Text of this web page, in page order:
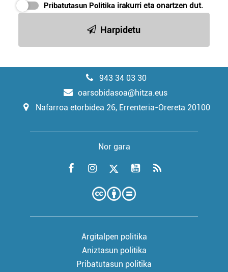
Pribatutasun Politika irakurri eta onartzen dut.
Harpidetu
943 34 03 30
oarsobidasoa@hitza.eus
Nafarroa etorbidea 26, Errenteria-Orereta 20100
Nor gara
Argitalpen politika
Aniztasun politika
Pribatutasun politika